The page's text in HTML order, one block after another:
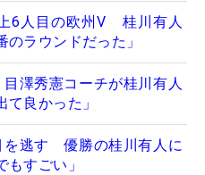
6人目の欧州V 桂川有人
ラウンドだった」
澤秀憲コーチが桂川有人
良かった」
を逃す 優勝の桂川有人に
すごい」